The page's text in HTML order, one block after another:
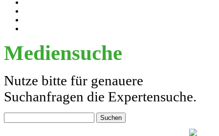
Mediensuche
Nutze bitte für genauere
Suchanfragen die Expertensuche.